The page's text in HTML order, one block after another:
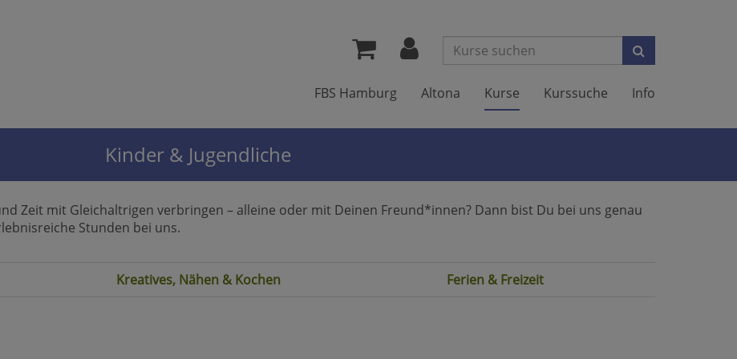
Suchen
FBS Hamburg Altona Kurse Kurssuche Info
Kinder & Jugendliche
Zeit mit Gleichaltrigen verbringen – alleine oder mit Deinen Freund*innen? Dann bist Du bei uns genau
Stunden bei uns.
Kreatives, Nähen & Kochen Ferien & Freizeit